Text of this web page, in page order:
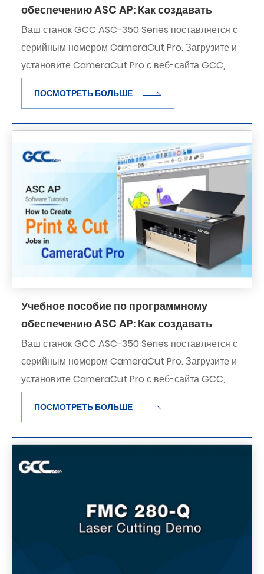
обеспечению ASC AP: Как создавать
задания на печать и резку в CorelDRAW
Ваш станок GCC ASC-350 Series поставляется с
серийным номером CameraCut Pro. Загрузите и
установите CameraCut Pro с веб-сайта GCC,
чтобы начать работу с процессом печати и резки.
ПОСМОТРЕТЬ БОЛЬШЕ
Учебное пособие по программному
обеспечению ASC AP: Как создавать
задания на печать и резку в CameraCut
Pro
Ваш станок GCC ASC-350 Series поставляется с
серийным номером CameraCut Pro. Загрузите и
установите CameraCut Pro с веб-сайта GCC,
чтобы начать работу с процессом печати и резки.
ПОСМОТРЕТЬ БОЛЬШЕ